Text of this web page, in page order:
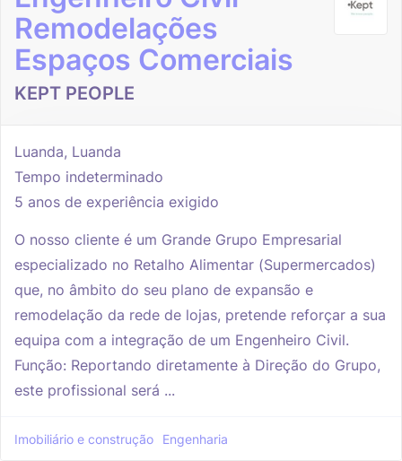
Remodelações
Espaços Comerciais
KEPT PEOPLE
Luanda, Luanda
Tempo indeterminado
5 anos de experiência exigido
O nosso cliente é um Grande Grupo Empresarial
especializado no Retalho Alimentar (Supermercados)
que, no âmbito do seu plano de expansão e
remodelação da rede de lojas, pretende reforçar a sua
equipa com a integração de um Engenheiro Civil.
Função: Reportando diretamente à Direção do Grupo,
este profissional será ...
Imobiliário e construção Engenharia